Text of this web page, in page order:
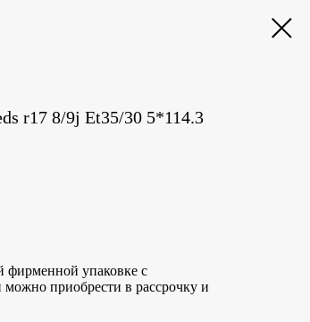
r17 8/9j Et35/30 5*114.3
фирменной упаковке с
приобрести в рассрочку и